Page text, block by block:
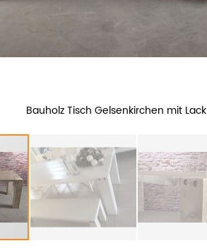
Bauholz Tisch Gelsenkirchen mit Lack